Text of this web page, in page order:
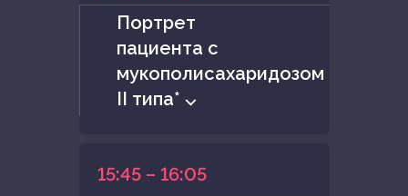
Портрет
пациента с
мукополисахаридозом
II типа* ⌵
15:45 – 16:05